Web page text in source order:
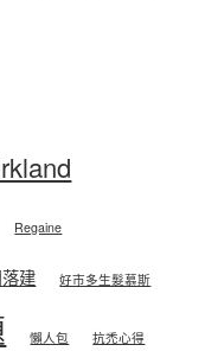
Regaine
建 好市多生髮慕斯
懶人包 抗禿心得